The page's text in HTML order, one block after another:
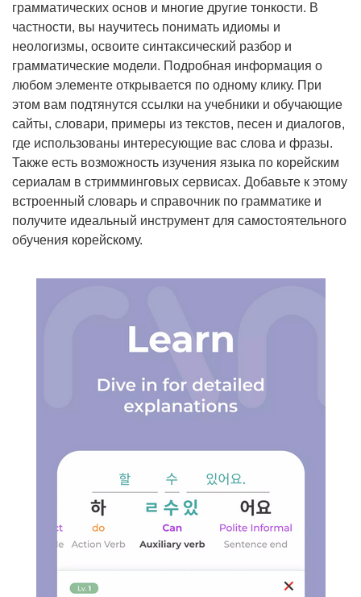
грамматических основ и многие другие тонкости. В
частности, вы научитесь понимать идиомы и
неологизмы, освоите синтаксический разбор и
грамматические модели. Подробная информация о
любом элементе открывается по одному клику. При
этом вам подтянутся ссылки на учебники и обучающие
сайты, словари, примеры из текстов, песен и диалогов,
где использованы интересующие вас слова и фразы.
Также есть возможность изучения языка по корейским
сериалам в стримминговых сервисах. Добавьте к этому
встроенный словарь и справочник по грамматике и
получите идеальный инструмент для самостоятельного
обучения корейскому.